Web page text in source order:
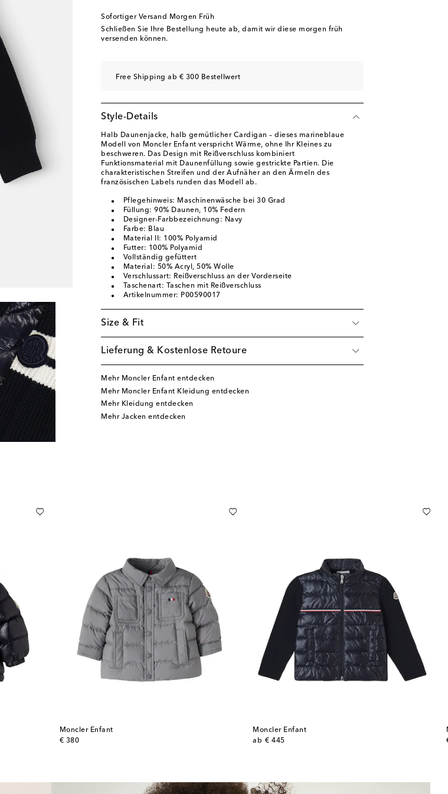
Sofortiger Versand Morgen Früh
Schließen Sie Ihre Bestellung heute ab, damit wir diese morgen früh
versenden können.
Free Shipping ab € 300 Bestellwert
Style-Details
Halb Daunenjacke, halb gemütlicher Cardigan – dieses marineblaue
Modell von Moncler Enfant verspricht Wärme, ohne Ihr Kleines zu
beschweren. Das Design mit Reißverschluss kombiniert
Funktionsmaterial mit Daunenfüllung sowie gestrickte Partien. Die
charakteristischen Streifen und der Aufnäher an den Ärmeln des
französischen Labels runden das Modell ab.
Pflegehinweis: Maschinenwäsche bei 30 Grad
Füllung: 90% Daunen, 10% Federn
Designer-Farbbezeichnung: Navy
Farbe: Blau
Material II: 100% Polyamid
Futter: 100% Polyamid
Vollständig gefüttert
Material: 50% Acryl, 50% Wolle
Verschlussart: Reißverschluss an der Vorderseite
Taschenart: Taschen mit Reißverschluss
Artikelnummer: P00590017
Size & Fit
Lieferung & Kostenlose Retoure
Mehr Moncler Enfant entdecken
Mehr Moncler Enfant Kleidung entdecken
Mehr Kleidung entdecken
Mehr Jacken entdecken
Moncler Enfant
€ 380
original price
Moncler Enfant
ab € 445
original price